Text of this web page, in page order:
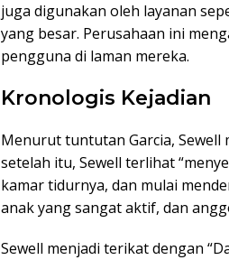
juga digunakan oleh layanan
yang besar. Perusahaan ini
pengguna di laman mereka.
Kronologis Kejadian
Menurut tuntutan Garcia, Sewell
setelah itu, Sewell terlihat
kamar tidurnya, dan mulai
anak yang sangat aktif, dan
Sewell menjadi terikat dengan